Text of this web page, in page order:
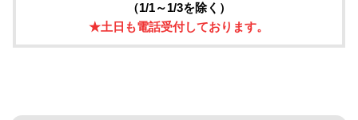
（1/1～1/3を除く）
★土日も電話受付しております。